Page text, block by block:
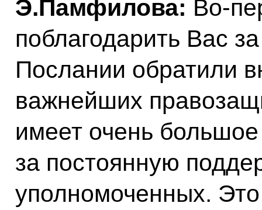
Э.Памфилова:
поблагодарить Вас
Послании обратили
важнейших
имеет очень
за постоянную
уполномоченных.